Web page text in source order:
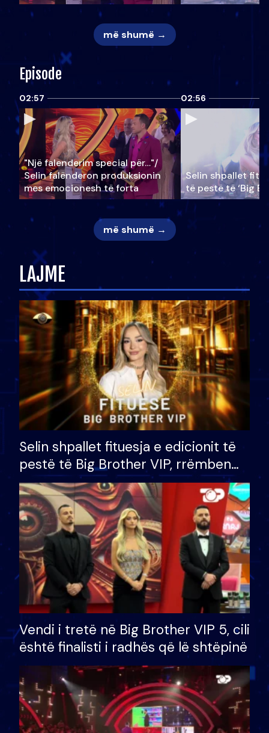
më shumë →
Episode
02:57
"Një falenderim special për…"/
Selin falënderon produksionin
mes emocionesh të forta
02:56
Selin shpallet
të pestë të ‘Big
më shumë →
LAJME
Selin shpallet fituesja e edicionit të
pestë të Big Brother VIP, rrëmben
çmimin e madh prej 100 mijë eurosh
Vendi i tretë në Big Brother VIP 5, cili
është finalisti i radhës që lë shtëpinë